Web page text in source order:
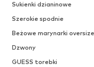
Sukienki dzianinowe
Szerokie spodnie
Beżowe marynarki oversize
Dzwony
GUESS torebki